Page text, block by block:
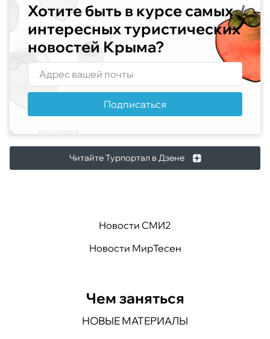
Хотите быть в курсе самых
интересных туристических
новостей Крыма?
Подписаться
Читайте Турпортал в Дзене
Новости СМИ2
Новости МирТесен
Чем заняться
НОВЫЕ МАТЕРИАЛЫ